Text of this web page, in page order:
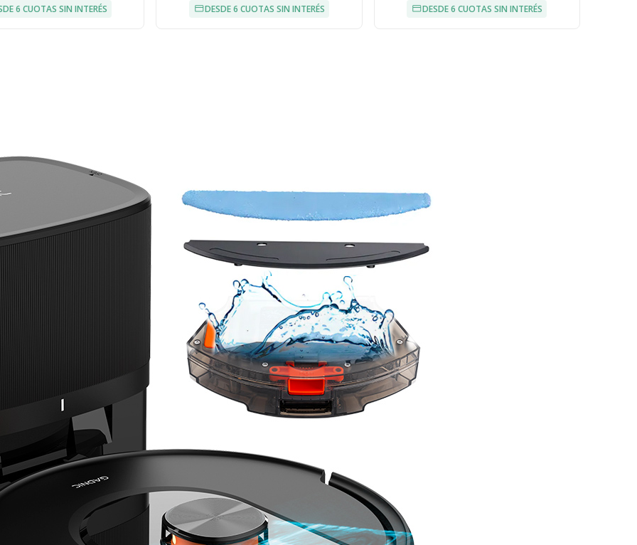
6 CUOTAS SIN INTERÉS DESDE 6 CUOTAS SIN INTERÉS DESDE 6 CUOTAS SIN INTERÉS